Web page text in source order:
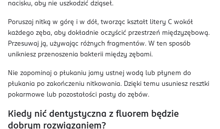
nacisku, aby nie uszkodzić dziąseł.
Poruszaj nitką w górę i w dół, tworząc kształt litery C wokół
każdego zęba, aby dokładnie oczyścić przestrzeń międzyzębową.
Przesuwaj ją, używając różnych fragmentów. W ten sposób
unikniesz przenoszenia bakterii między zębami.
Nie zapominaj o płukaniu jamy ustnej wodą lub płynem do
płukania po zakończeniu nitkowania. Dzięki temu usuniesz resztki
pokarmowe lub pozostałości pasty do zębów.
Kiedy nić dentystyczna z fluorem będzie
dobrym rozwiązaniem?